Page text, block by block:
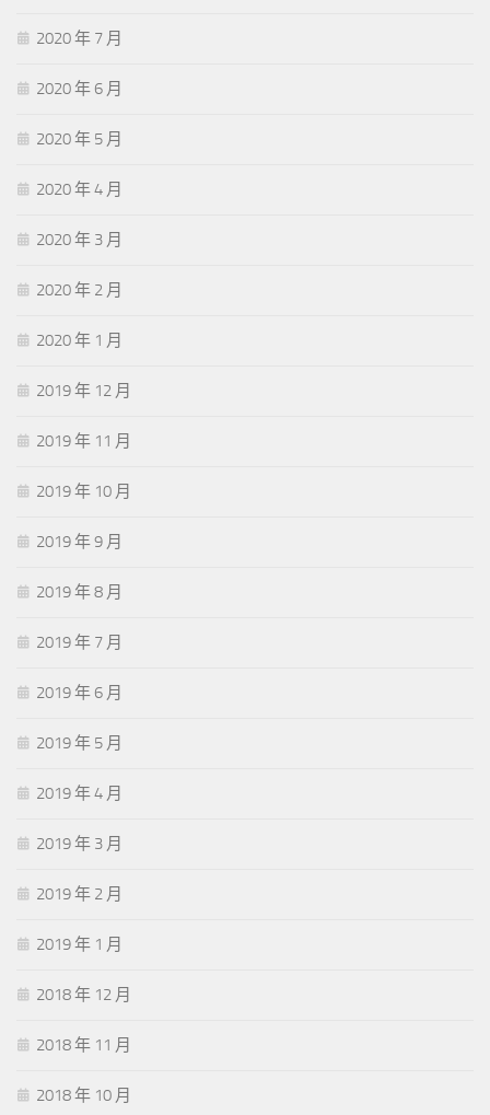
2020 年 7 月
2020 年 6 月
2020 年 5 月
2020 年 4 月
2020 年 3 月
2020 年 2 月
2020 年 1 月
2019 年 12 月
2019 年 11 月
2019 年 10 月
2019 年 9 月
2019 年 8 月
2019 年 7 月
2019 年 6 月
2019 年 5 月
2019 年 4 月
2019 年 3 月
2019 年 2 月
2019 年 1 月
2018 年 12 月
2018 年 11 月
2018 年 10 月